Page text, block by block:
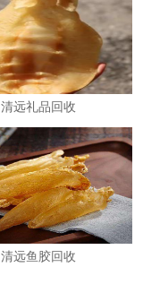
清远礼品回收
清远鱼胶回收